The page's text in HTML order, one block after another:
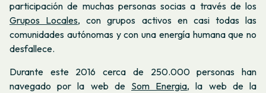
participación de muchas personas socias a través de los
Grupos Locales, con grupos activos en casi todas las
comunidades autónomas y con una energía humana que no
desfallece.
Durante este 2016 cerca de 250.000 personas han
navegado por la web de Som Energia, la web de la